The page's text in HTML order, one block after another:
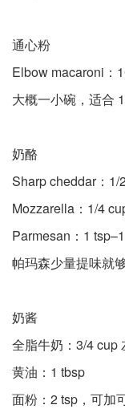
通心粉
Elbow macaroni：
大概一小碗，适合
奶酪
Sharp cheddar：1/
Mozzarella：1/4
Parmesan：1
帕玛森少量提味就
奶酱
全脂牛奶：3/4 cup
黄油：1 tbsp
面粉：2 tsp，可加